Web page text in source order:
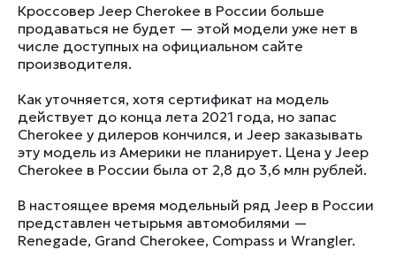
Кроссовер Jeep Cherokee в России больше
продаваться не будет — этой модели уже нет в
числе доступных на официальном сайте
производителя.
Как уточняется, хотя сертификат на модель
действует до конца лета 2021 года, но запас
Cherokee у дилеров кончился, и Jeep заказывать
эту модель из Америки не планирует. Цена у Jeep
Cherokee в России была от 2,8 до 3,6 млн рублей.
В настоящее время модельный ряд Jeep в России
представлен четырьмя автомобилями —
Renegade, Grand Cherokee, Compass и Wrangler.